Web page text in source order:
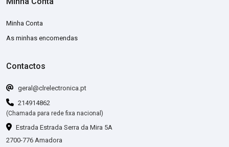
Minha Conta
As minhas encomendas
Contactos
geral@clrelectronica.pt
214914862
(Chamada para rede fixa nacional)
Estrada Estrada Serra da Mira 5A
2700-776 Amadora